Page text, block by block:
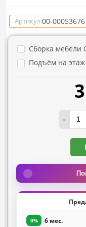
Артикул:00-00053676
Сборка мебели
Подъём на этаж
-
0% 6 мес.